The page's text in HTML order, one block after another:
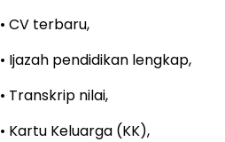
• CV terbaru,
• Ijazah pendidikan lengkap,
• Transkrip nilai,
• Kartu Keluarga (KK),